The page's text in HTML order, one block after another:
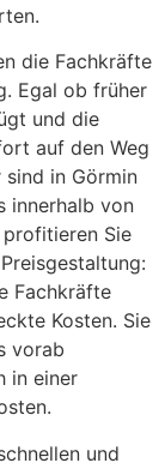
die Fachkräfte
Egal ob früher
und die
auf den Weg
in Görmin
innerhalb von
Sie
Fachkräfte
Kosten. Sie
vorab
in einer
und